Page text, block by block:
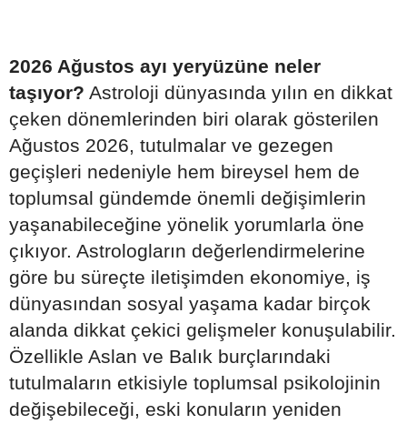
2026 Ağustos ayı yeryüzüne neler
taşıyor? Astroloji dünyasında yılın en dikkat
çeken dönemlerinden biri olarak gösterilen
Ağustos 2026, tutulmalar ve gezegen
geçişleri nedeniyle hem bireysel hem de
toplumsal gündemde önemli değişimlerin
yaşanabileceğine yönelik yorumlarla öne
çıkıyor. Astrologların değerlendirmelerine
göre bu süreçte iletişimden ekonomiye, iş
dünyasından sosyal yaşama kadar birçok
alanda dikkat çekici gelişmeler konuşulabilir.
Özellikle Aslan ve Balık burçlarındaki
tutulmaların etkisiyle toplumsal psikolojinin
değişebileceği, eski konuların yeniden